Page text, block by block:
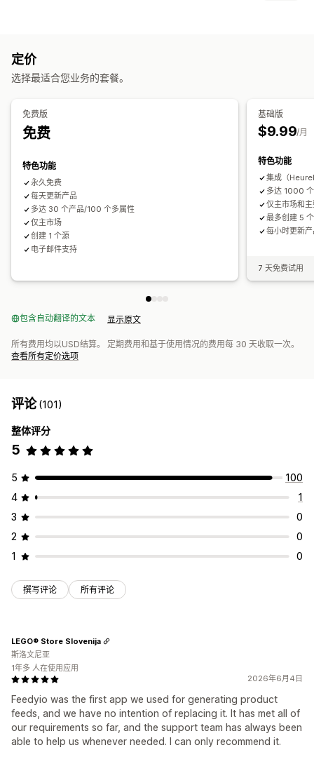
订单管理
库存同步 自定义规则
自定义规则
多属性同步 产品系列定向
产品同步
错误验证
产品选择
数据源优化
定价
选择最适合您业务的套餐。
免费版
免费
特色功能
永久免费
每天更新产品
多达 30 个产品/100 个多属性
仅主市场
创建 1 个源
电子邮件支持
基础版
$9.99/月
特色功能
集成（
多达 1000
仅主市场和
最多创建 5
每小时更新
7 天免费试用
包含自动翻译的文本 显示原文
所有费用均以USD结算。 定期费用和基于使用情况的费用每 30 天收取一次。
查看所有定价选项
评论(101)
整体评分
5
5
100
4
1
3
0
2
0
1
0
撰写评论 所有评论
2026年6月4日
Feedyio was the first app we used for generating product
feeds, and we have no intention of replacing it. It has met all of
our requirements so far, and the support team has always been
able to help us whenever needed. I can only recommend it.
LEGO® Store Slovenija
斯洛文尼亚
1年多 人在使用应用